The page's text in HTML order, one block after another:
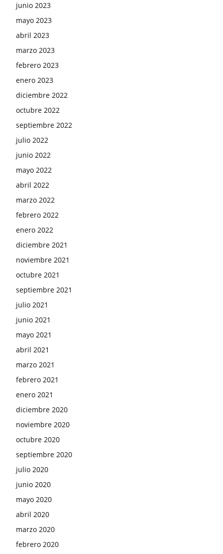
junio 2023
mayo 2023
abril 2023
marzo 2023
febrero 2023
enero 2023
diciembre 2022
octubre 2022
septiembre 2022
julio 2022
junio 2022
mayo 2022
abril 2022
marzo 2022
febrero 2022
enero 2022
diciembre 2021
noviembre 2021
octubre 2021
septiembre 2021
julio 2021
junio 2021
mayo 2021
abril 2021
marzo 2021
febrero 2021
enero 2021
diciembre 2020
noviembre 2020
octubre 2020
septiembre 2020
julio 2020
junio 2020
mayo 2020
abril 2020
marzo 2020
febrero 2020